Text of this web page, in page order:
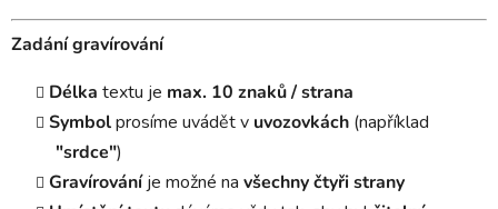
Zadání gravírování
Délka textu je max. 10 znaků / strana
Symbolprosíme uvádět v uvozovkách (například
"srdce")
Gravírováníje možné na všechny čtyři strany